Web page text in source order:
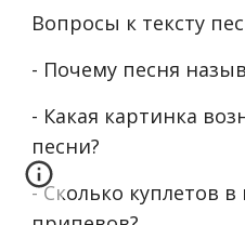
Вопросы к тексту
- Почему песня
- Какая картинка
песни?
- Сколько куплетов в